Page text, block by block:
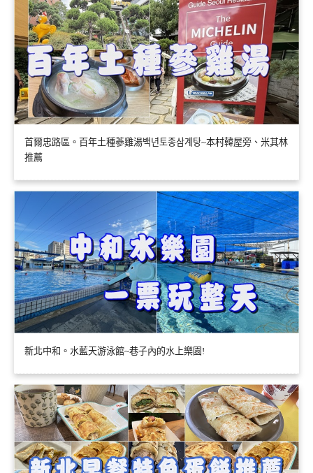
首爾忠路區。百年土種蔘雞湯백년토종삼계탕~本村韓屋旁、米其林
推薦
新北中和。水藍天游泳館~巷子內的水上樂園!